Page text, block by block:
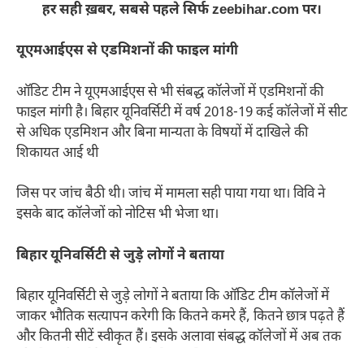
हर सही ख़बर, सबसे पहले सिर्फ zeebihar.com पर।
यूएमआईएस से एडमिशनों की फाइल मांगी
ऑडिट टीम ने यूएमआईएस से भी संबद्ध कॉलेजों में एडमिशनों की
फाइल मांगी है। बिहार यूनिवर्सिटी में वर्ष 2018-19 कई कॉलेजों में सीट
से अधिक एडमिशन और बिना मान्यता के विषयों में दाखिले की
शिकायत आई थी
जिस पर जांच बैठी थी। जांच में मामला सही पाया गया था। विवि ने
इसके बाद कॉलेजों को नोटिस भी भेजा था।
बिहार यूनिवर्सिटी से जुड़े लोगों ने बताया
बिहार यूनिवर्सिटी से जुड़े लोगों ने बताया कि ऑडिट टीम कॉलेजों में
जाकर भौतिक सत्यापन करेगी कि कितने कमरे हैं, कितने छात्र पढ़ते हैं
और कितनी सीटें स्वीकृत हैं। इसके अलावा संबद्ध कॉलेजों में अब तक